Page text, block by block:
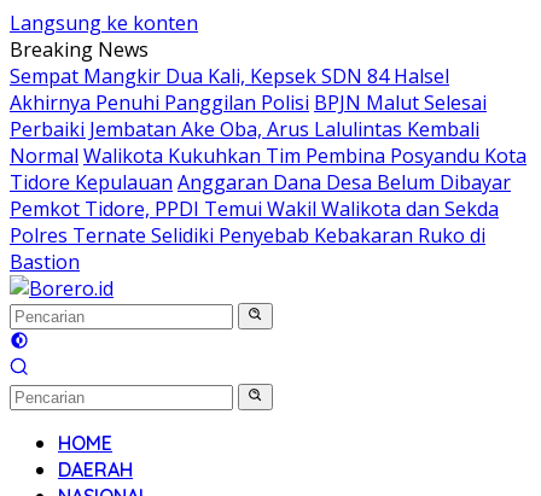
Langsung ke konten
Breaking News
Sempat Mangkir Dua Kali, Kepsek SDN 84 Halsel
Akhirnya Penuhi Panggilan Polisi BPJN Malut Selesai
Perbaiki Jembatan Ake Oba, Arus Lalulintas Kembali
Normal Walikota Kukuhkan Tim Pembina Posyandu Kota
Tidore Kepulauan Anggaran Dana Desa Belum Dibayar
Pemkot Tidore, PPDI Temui Wakil Walikota dan Sekda
Polres Ternate Selidiki Penyebab Kebakaran Ruko di
Bastion
HOME
DAERAH